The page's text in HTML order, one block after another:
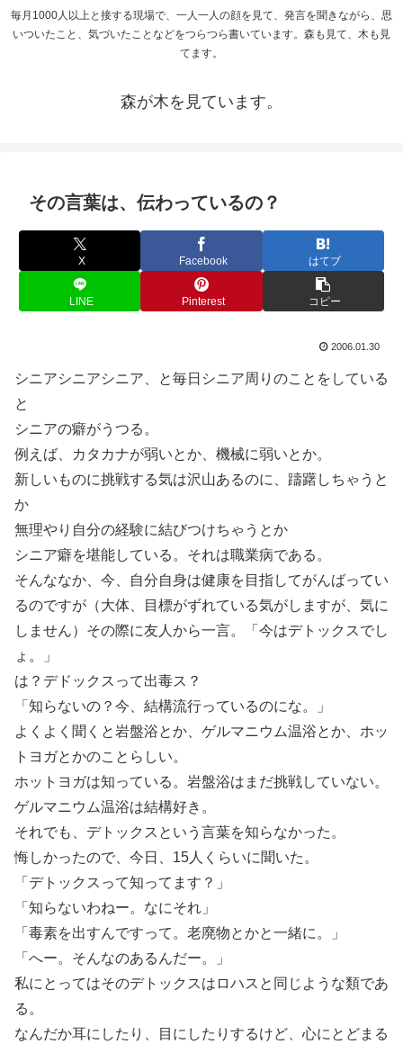
毎月1000人以上と接する現場で、一人一人の顔を見て、発言を聞きながら、思
いついたこと、気づいたことなどをつらつら書いています。森も見て、木も見
てます。
森が木を見ています。
その言葉は、伝わっているの？
X Facebook はてブ
LINE Pinterest コピー
2006.01.30
シニアシニアシニア、と毎日シニア周りのことをしている
と
シニアの癖がうつる。
例えば、カタカナが弱いとか、機械に弱いとか。
新しいものに挑戦する気は沢山あるのに、躊躇しちゃうと
か
無理やり自分の経験に結びつけちゃうとか
シニア癖を堪能している。それは職業病である。
そんななか、今、自分自身は健康を目指してがんばってい
るのですが（大体、目標がずれている気がしますが、気に
しません）その際に友人から一言。「今はデトックスでし
ょ。」
は？デドックスって出毒ス？
「知らないの？今、結構流行っているのにな。」
よくよく聞くと岩盤浴とか、ゲルマニウム温浴とか、ホッ
トヨガとかのことらしい。
ホットヨガは知っている。岩盤浴はまだ挑戦していない。
ゲルマニウム温浴は結構好き。
それでも、デトックスという言葉を知らなかった。
悔しかったので、今日、15人くらいに聞いた。
「デトックスって知ってます？」
「知らないわねー。なにそれ」
「毒素を出すんですって。老廃物とかと一緒に。」
「へー。そんなのあるんだー。」
私にとってはそのデトックスはロハスと同じような類であ
る。
なんだか耳にしたり、目にしたりするけど、心にとどまる